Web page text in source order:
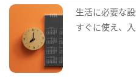
生活に必要な
すぐに使え、